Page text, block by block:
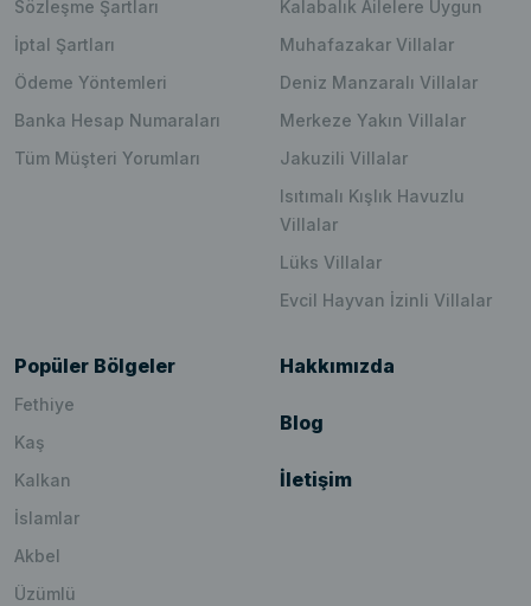
Sözleşme Şartları
İptal Şartları
Ödeme Yöntemleri
Banka Hesap Numaraları
Tüm Müşteri Yorumları
Kalabalık Ailelere Uygun
Muhafazakar Villalar
Deniz Manzaralı Villalar
Merkeze Yakın Villalar
Jakuzili Villalar
Isıtımalı Kışlık Havuzlu
Villalar
Lüks Villalar
Evcil Hayvan İzinli Villalar
Popüler Bölgeler
Fethiye
Kaş
Kalkan
İslamlar
Akbel
Üzümlü
Hakkımızda
Blog
İletişim